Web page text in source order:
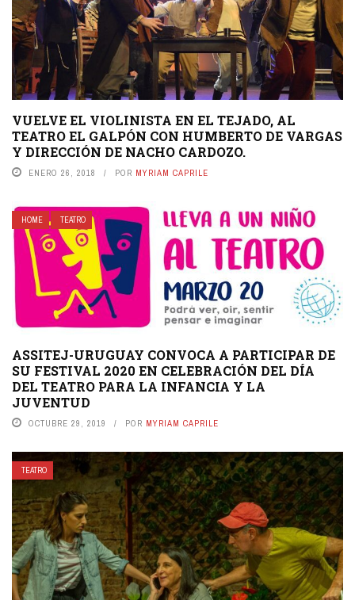
VUELVE EL VIOLINISTA EN EL TEJADO, AL
TEATRO EL GALPÓN CON HUMBERTO DE VARGAS
Y DIRECCIÓN DE NACHO CARDOZO.
ENERO 26, 2018 POR MYRIAM CAPRILE
HOME TEATRO
ASSITEJ-URUGUAY CONVOCA A PARTICIPAR DE
SU FESTIVAL 2020 EN CELEBRACIÓN DEL DÍA
DEL TEATRO PARA LA INFANCIA Y LA
JUVENTUD
OCTUBRE 29, 2019 POR MYRIAM CAPRILE
TEATRO